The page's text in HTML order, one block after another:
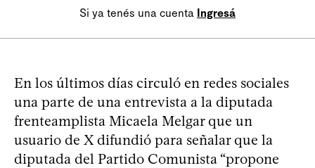
Si ya tenés una cuenta Ingresá
En los últimos días circuló en redes sociales
una parte de una entrevista a la diputada
frenteamplista Micaela Melgar que un
usuario de X difundió para señalar que la
diputada del Partido Comunista “propone